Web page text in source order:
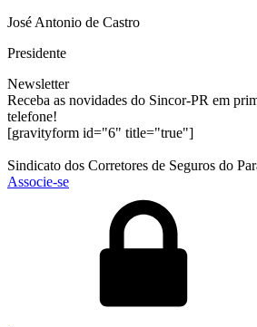
José Antonio de Castro
Presidente
Newsletter
Receba as novidades do Sincor-PR em
telefone!
[gravityform id="6" title="true"]
Sindicato dos Corretores de Seguros do
Associe-se